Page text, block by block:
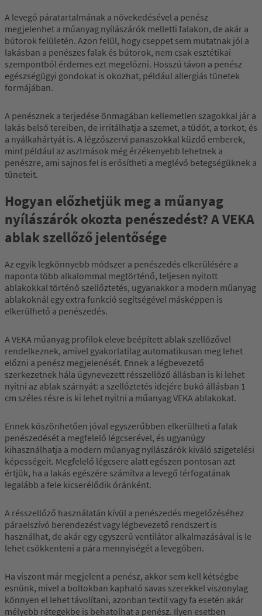
A levegő páratartalmának a növekedésével a penész
megjelenhet a műanyag nyílászárók melletti falakon, de akár a
bútorok felületén. Azon felül, hogy cseppet sem mutatnak jól a
lakásban a penészes falak és bútorok, nem csak esztétikai
szempontból érdemes ezt megelőzni. Hosszú távon a penész
egészségügyi gondokat is okozhat, például allergiás tünetek
formájában.
A penésznek a terjedése önmagában kellemetlen szagokkal jár a
lakás belső tereiben, de irritálhatja a szemet, a tüdőt, a torkot, és
a nyálkahártyát is. A légzőszervi panaszokkal küzdő emberek,
mint például az asztmások még érzékenyebb lehetnek a
penészre, ami sajnos fel is erősítheti a meglévő betegségüknek a
tüneteit.
Hogyan előzhetjük meg a műanyag
nyílászárók okozta penészedést? A VEKA
ablak szellőző jelentősége
Az egyik legkönnyebb módszer a penészedés elkerülésére a
naponta több alkalommal megtörténő, teljesen nyitott
ablakokkal történő szellőztetés, ugyanakkor a modern műanyag
ablakoknál egy extra funkció segítségével másképpen is
elkerülhető a penészedés.
A VEKA műanyag profilok eleve beépített ablak szellőzővel
rendelkeznek, amivel gyakorlatilag automatikusan meg lehet
előzni a penész megjelenését. Ennek a légbevezető
szerkezetnek hála úgynevezett résszellőző állásban is ki lehet
nyitni az ablak szárnyát: a szellőztetés idejére bukó állásban 1
cm széles résre is ki lehet nyitni a műanyag VEKA ablakokat.
Ennek köszönhetően jóval egyszerűbben elkerülheti a falak
penészedését a megfelelő légcserével, és ugyanúgy
kihasználhatja a modern műanyag nyílászárók kiváló szigetelési
képességeit. Megfelelő légcsere alatt egészen pontosan azt
értjük, ha a lakás egészére számítva a levegő térfogatának
legalább a fele kicserélődik óránként.
A résszellőző használatán kívül a penészedés megelőzéséhez
páraelszívó berendezést vagy légbevezető rendszert is
használhat, de akár egy egyszerű ventilátor alkalmazásával is le
lehet csökkenteni a pára mennyiségét a levegőben.
Ha viszont már megjelent a penész, akkor sem kell kétségbe
esnünk, mivel a boltokban kapható savas szerekkel viszonylag
könnyen el lehet távolítani, azonban textil vagy fa esetén akár
mélyebb rétegekbe is behatolhat a penész. Ilyen esetben